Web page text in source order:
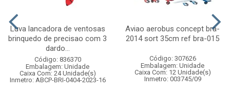
Luva lancadora de ventosas
brinquedo de precisao com 3
dardo...
Código: 836370
Embalagem: Unidade
Caixa Com: 24 Unidade(s)
Inmetro: ABCP-BRI-0404-2023-16
Aviao aerobus concept bra-
2014 sort 35cm ref bra-015
Código: 307626
Embalagem: Unidade
Caixa Com: 12 Unidade(s)
Inmetro: 003745/09